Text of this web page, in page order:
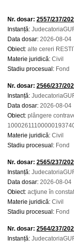
Nr. dosar: 2557/237/
Instanță:
Data dosar: 2026-08-04
Obiect: alte cereri
Materie juridică: Civil
Stadiu procesual: Fond
Nr. dosar: 2566/237/
Instanță:
Data dosar: 2026-08-04
Obiect: plângere
Materie juridică: Civil
Stadiu procesual: Fond
Nr. dosar: 2565/237/
Instanță:
Data dosar: 2026-08-04
Obiect: acţiune în
Materie juridică: Civil
Stadiu procesual: Fond
Nr. dosar: 2564/237/
Instanță: